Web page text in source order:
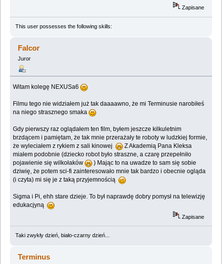
Zapisane
This user possesses the following skills:
Falcor
Juror
Witam kolegę NEXUSa6
Filmu tego nie widziałem już tak daaaawno, że mi Terminusie narobiłeś
na niego strasznego smaka
Gdy pierwszy raz oglądałem ten film, byłem jeszcze kilkuletnim
brzdącem i pamiętam, że tak mnie przerażały te roboty w ludzkiej formie,
że wyleciałem z rykiem z sali kinowej
Z Akademią Pana Kleksa
miałem podobnie (dziecko robot było straszne, a czarę przepełniło
pojawienie się wilkołaków
) Mając to na uwadze to sam się sobie
dziwię, że potem sci-fi zainteresowało mnie tak bardzo i obecnie ogląda
(i czyta) mi się je z taką przyjemnością
Sigma i Pi, ehh stare dzieje. To był naprawdę dobry pomysł na telewizję
edukacjyną
Zapisane
Taki zwykły dzień, biało-czarny dzień...
Terminus